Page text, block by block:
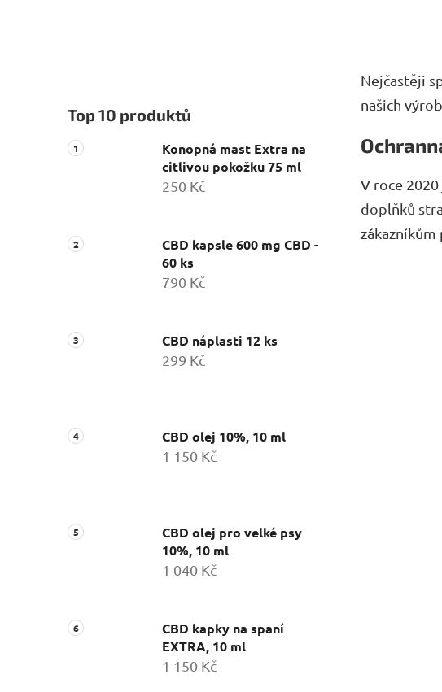
Top 10 produktů
Konopná mast Extra na
citlivou pokožku 75 ml
250 Kč
CBD kapsle 600 mg CBD -
60 ks
790 Kč
CBD náplasti 12 ks
299 Kč
CBD olej 10%, 10 ml
1 150 Kč
CBD olej pro velké psy
10%, 10 ml
1 040 Kč
CBD kapky na spaní
EXTRA, 10 ml
1 150 Kč
Nejčastěji
našich
V roce
doplňků